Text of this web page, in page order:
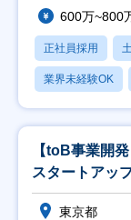
600万~800
正社員採用
業界未経験OK
【toB事業開
スタートアッ
～
東京都